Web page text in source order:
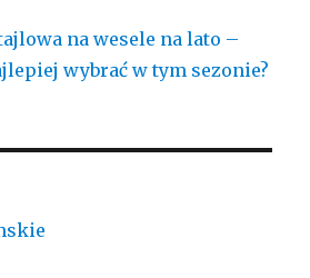
na wesele na lato –
wybrać w tym sezonie?